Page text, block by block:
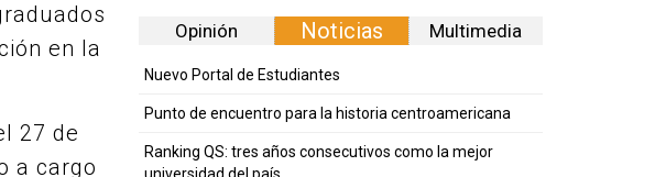
en la
27 de
a cargo
Opinión Noticias Multimedia
Nuevo Portal de Estudiantes
Punto de encuentro para la historia centroamericana
Ranking QS: tres años consecutivos como la mejor